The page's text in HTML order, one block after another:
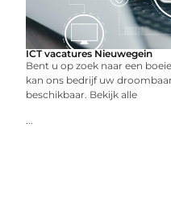
ICT vacatures Nieuwegein
Bent u op zoek naar een
kan ons bedrijf uw
beschikbaar. Bekijk alle
...